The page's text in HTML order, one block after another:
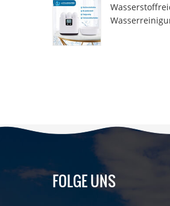
FOLGE UNS